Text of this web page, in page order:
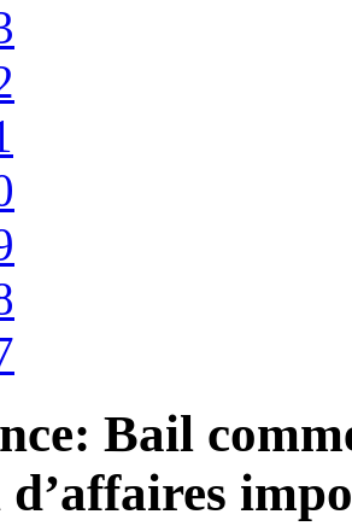
Bail
d’affaires